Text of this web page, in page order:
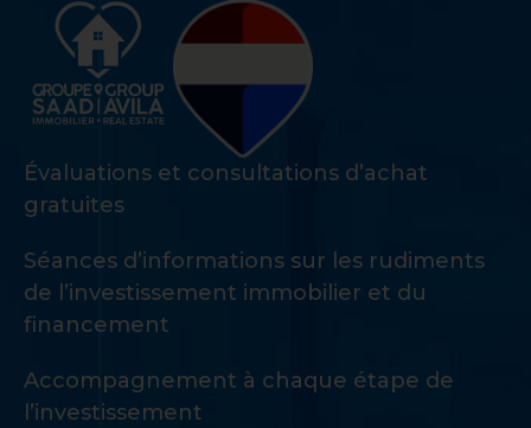
Évaluations et consultations d’achat
gratuites
Séances d’informations sur les rudiments
de l’investissement immobilier et du
financement
Accompagnement à chaque étape de
l’investissement